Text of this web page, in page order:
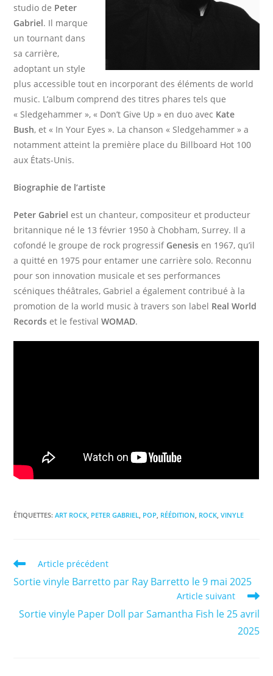
studio de Peter
Gabriel. Il marque
un tournant dans
sa carrière,
adoptant un style
plus accessible tout en incorporant des éléments de world
music. L’album comprend des titres phares tels que
« Sledgehammer », « Don’t Give Up » en duo avec Kate
Bush, et « In Your Eyes ». La chanson « Sledgehammer » a
notamment atteint la première place du Billboard Hot 100
aux États-Unis. ​
Biographie de l’artiste
Peter Gabriel est un chanteur, compositeur et producteur
britannique né le 13 février 1950 à Chobham, Surrey. Il a
cofondé le groupe de rock progressif Genesis en 1967, qu’il
a quitté en 1975 pour entamer une carrière solo. Reconnu
pour son innovation musicale et ses performances
scéniques théâtrales, Gabriel a également contribué à la
promotion de la world music à travers son label Real World
Records et le festivalWOMAD.
ÉTIQUETTES:ART ROCK, PETER GABRIEL, POP, RÉÉDITION, ROCK, VINYLE
Read
articles
Article précédent
Sortie vinyle Barretto par Ray Barretto le 9 mai 2025
Article suivant
Sortie vinyle Paper Doll par Samantha Fish le 25 avril
2025